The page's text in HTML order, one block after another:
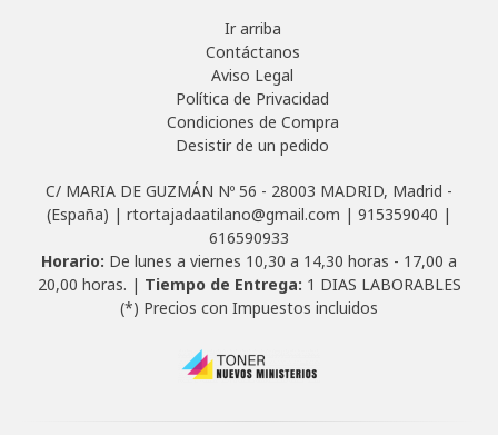
Ir arriba
Contáctanos
Aviso Legal
Política de Privacidad
Condiciones de Compra
Desistir de un pedido
C/ MARIA DE GUZMÁN Nº 56 - 28003 MADRID, Madrid -
(España) | rtortajadaatilano@gmail.com | 915359040 |
616590933
Horario: De lunes a viernes 10,30 a 14,30 horas - 17,00 a
20,00 horas. | Tiempo de Entrega: 1 DIAS LABORABLES
(*) Precios con Impuestos incluidos